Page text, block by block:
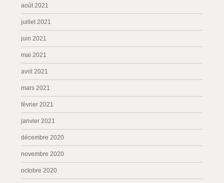
août 2021
juillet 2021
juin 2021
mai 2021
avril 2021
mars 2021
février 2021
janvier 2021
décembre 2020
novembre 2020
octobre 2020